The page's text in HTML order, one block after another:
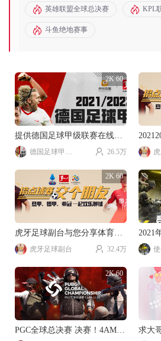
英雄联盟全球总决赛 KPL
斗鱼绝地赛事
2K 60
提供德国足球甲级联赛在线直播
26.5万
2K 60
虎牙足球副台与您分享体育游戏乐趣。
虎牙足球副台 32.4万
2K 60
PGC全球总决赛 决赛！4AM加油！！！